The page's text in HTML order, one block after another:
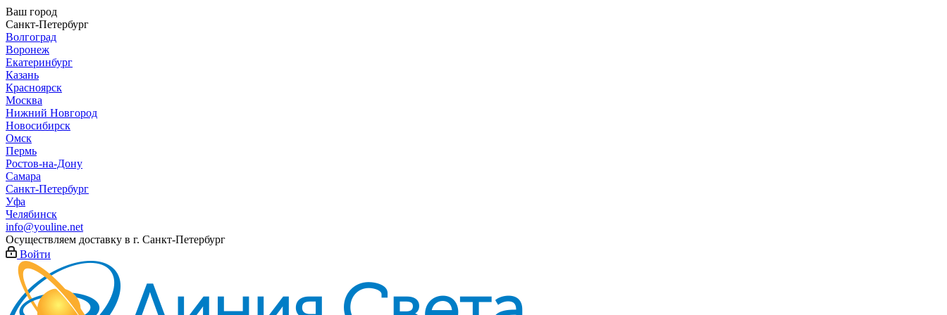
Ваш город
Санкт-Петербург
Волгоград
Воронеж
Екатеринбург
Казань
Красноярск
Москва
Нижний Новгород
Новосибирск
Омск
Пермь
Ростов-на-Дону
Самара
Санкт-Петербург
Уфа
Челябинск
info@youline.net
Осуществляем доставку в г. Санкт-Петербург
Войти